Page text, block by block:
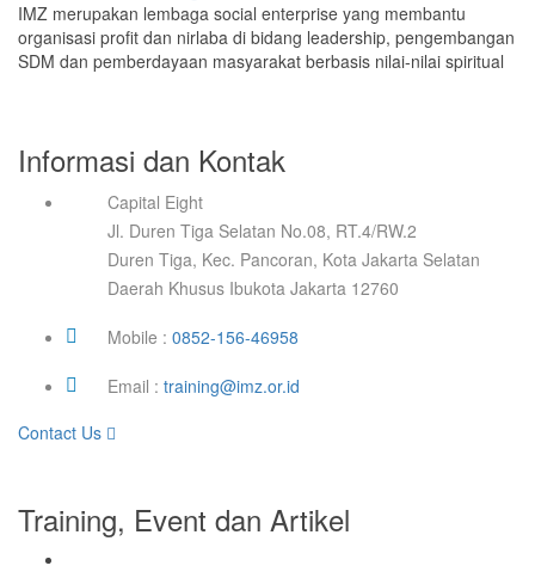
IMZ merupakan lembaga social enterprise yang membantu
organisasi profit dan nirlaba di bidang leadership, pengembangan
SDM dan pemberdayaan masyarakat berbasis nilai-nilai spiritual
Informasi dan Kontak
Capital Eight
Jl. Duren Tiga Selatan No.08, RT.4/RW.2
Duren Tiga, Kec. Pancoran, Kota Jakarta Selatan
Daerah Khusus Ibukota Jakarta 12760
Mobile : 0852-156-46958
Email : training@imz.or.id
Contact Us
Training, Event dan Artikel